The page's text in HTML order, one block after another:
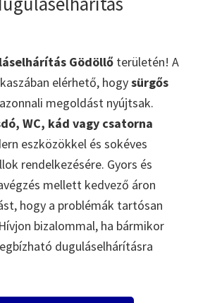
Gödöllő területén! A
elérhető, hogysürgős
megoldást nyújtsak.
WC, kád vagy csatorna
eszközökkel és sokéves
rendelkezésére. Gyors és
mellett kedvező áron
hogy a problémák tartósan
bizalommal, ha bármikor
duguláselhárításra